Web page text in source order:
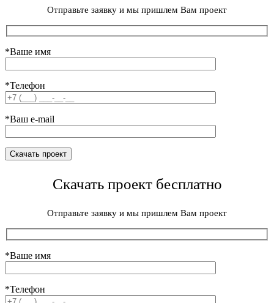
Отправьте заявку и мы пришлем Вам проект
*Ваше имя
*Телефон
*Ваш e-mail
Скачать проект бесплатно
Отправьте заявку и мы пришлем Вам проект
*Ваше имя
*Телефон